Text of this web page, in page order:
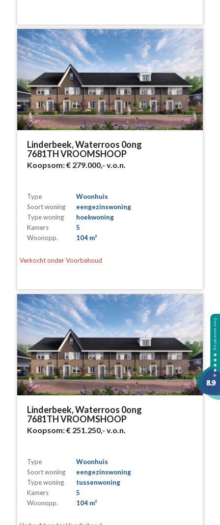
Linderbeek, Waterroos 0ong
7681TH VROOMSHOOP
Koopsom:€ 279.000,- v.o.n.
Type
Woonhuis
Soort woning
eengezinswoning
Type woning
hoekwoning
Kamers
5
Woonopp.
104 m²
Verkocht onder Voorbehoud
Linderbeek, Waterroos 0ong
7681TH VROOMSHOOP
Koopsom:€ 251.250,- v.o.n.
Type
Woonhuis
Soort woning
eengezinswoning
Type woning
tussenwoning
Kamers
5
Woonopp.
104 m²